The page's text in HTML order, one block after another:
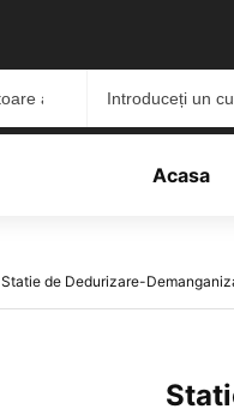
Acasa
Statie de Dedurizare-